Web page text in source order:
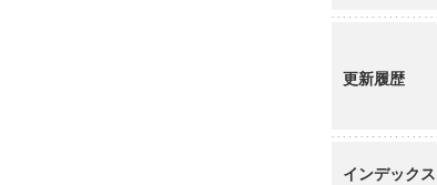
更新履歴
インデックス